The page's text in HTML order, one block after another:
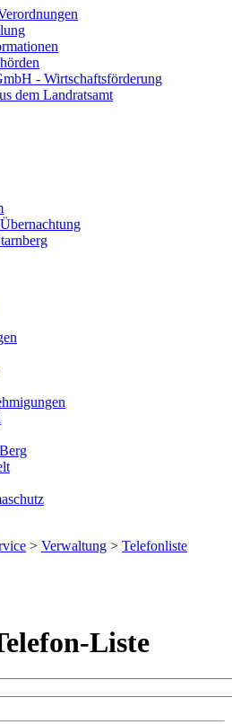
- Wirtschaftsförderung
dem Landratsamt
> Verwaltung > Telefonliste
Liste